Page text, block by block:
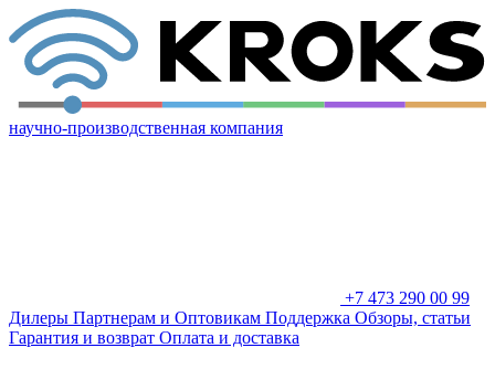
научно-производственная компания
+7 473 290 00 99
Дилеры Партнерам и Оптовикам Поддержка Обзоры, статьи
Гарантия и возврат Оплата и доставка